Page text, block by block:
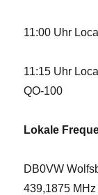
11:00 Uhr
11:15 Uhr
QO-100
Lokale
DB0VW
439,1875